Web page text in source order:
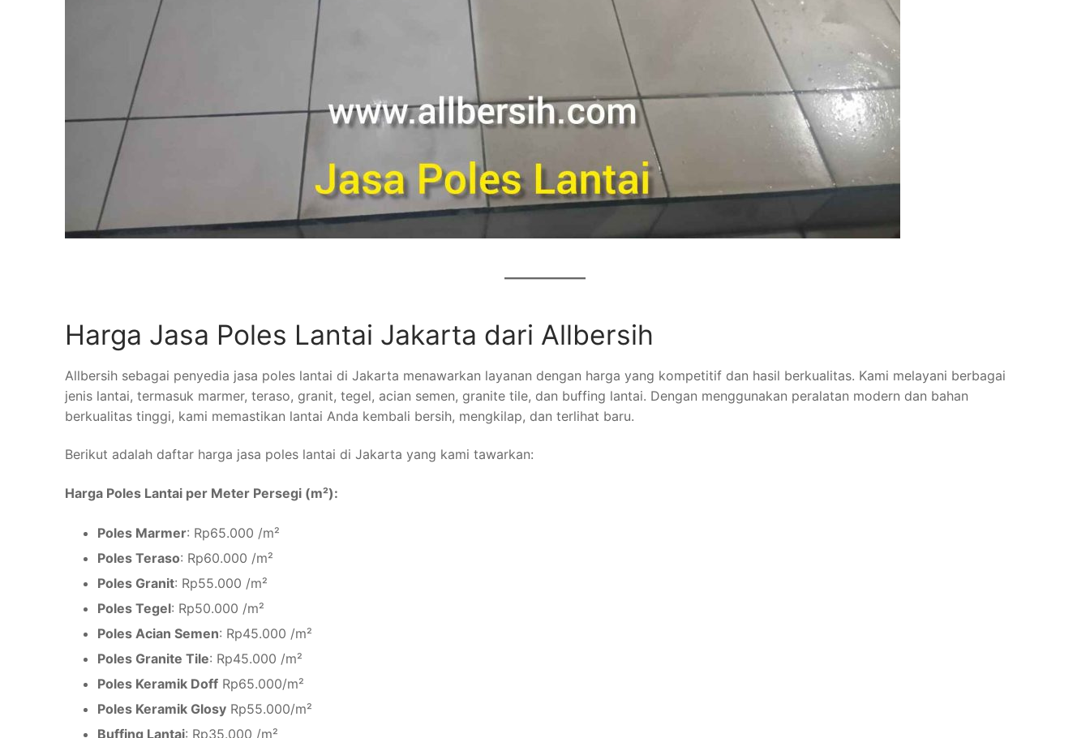
Harga Jasa Poles Lantai Jakarta dari Allbersih
Allbersih sebagai penyedia jasa poles lantai di Jakarta menawarkan layanan dengan harga yang kompetitif dan hasil berkualitas. Kami melayani berbagai
jenis lantai, termasuk marmer, teraso, granit, tegel, acian semen, granite tile, dan buffing lantai. Dengan menggunakan peralatan modern dan bahan
berkualitas tinggi, kami memastikan lantai Anda kembali bersih, mengkilap, dan terlihat baru.
Berikut adalah daftar harga jasa poles lantai di Jakarta yang kami tawarkan:
Harga Poles Lantai per Meter Persegi (m²):
Poles Marmer: Rp65.000 /m²
Poles Teraso: Rp60.000 /m²
Poles Granit: Rp55.000 /m²
Poles Tegel: Rp50.000 /m²
Poles Acian Semen: Rp45.000 /m²
Poles Granite Tile: Rp45.000 /m²
Poles Keramik Doff Rp65.000/m²
Poles Keramik Glosy Rp55.000/m²
Buffing Lantai: Rp35.000 /m²